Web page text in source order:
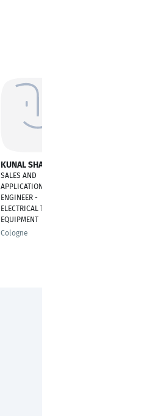
KUNAL SHARMA
SALES AND
APPLICATION
ENGINEER -
ELECTRICAL TESTING
EQUIPMENT
Cologne